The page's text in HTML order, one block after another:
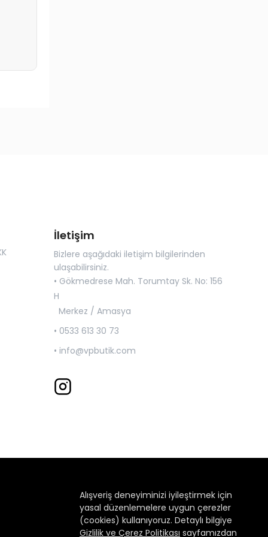
Alışveriş deneyiminizi iyileştirmek için
yasal düzenlemelere uygun çerezler
(cookies) kullanıyoruz. Detaylı bilgiye
Gizlilik ve Çerez Politikası sayfamızdan
İletişim
Bizlere aşağıdaki iletişim bilgilerinden
ulaşabilirsiniz.
• Gökmedrese Mah. Torumtay Sk. No: 156
H
Merkez / Amasya
• 0533 613 30 73
• info@vpbutik.com